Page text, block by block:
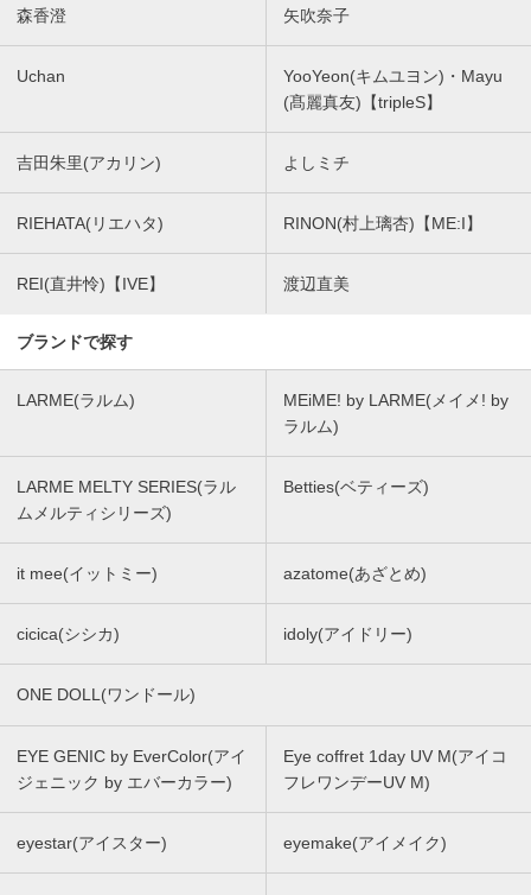
森香澄 矢吹奈子
Uchan
YooYeon(キムユヨン)・Mayu
(髙麗真友)【tripleS】
吉田朱里(アカリン) よしミチ
RIEHATA(リエハタ) RINON(村上璃杏)【ME:I】
REI(直井怜)【IVE】 渡辺直美
ブランドで探す
LARME(ラルム)
MEiME! by LARME(メイメ! by
ラルム)
LARME MELTY SERIES(ラル
ムメルティシリーズ)
Betties(ベティーズ)
it mee(イットミー) azatome(あざとめ)
cicica(シシカ) idoly(アイドリー)
ONE DOLL(ワンドール)
EYE GENIC by EverColor(アイ
ジェニック by エバーカラー)
Eye coffret 1day UV M(アイコ
フレワンデーUV M)
eyestar(アイスター) eyemake(アイメイク)